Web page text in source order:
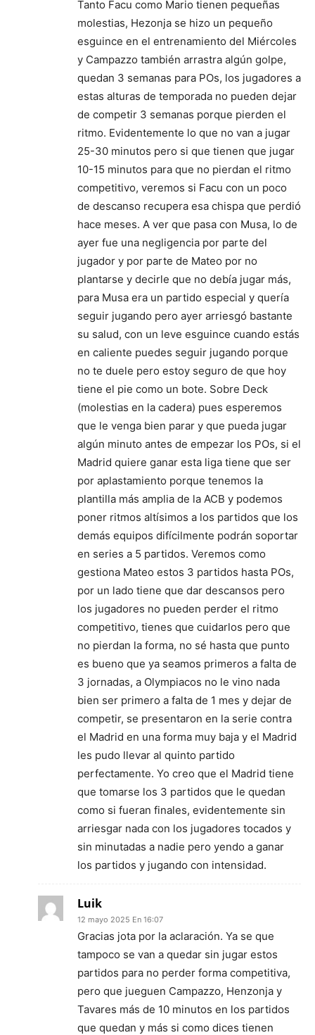
Tanto Facu como Mario tienen pequeñas
molestias, Hezonja se hizo un pequeño
esguince en el entrenamiento del Miércoles
y Campazzo también arrastra algún golpe,
quedan 3 semanas para POs, los jugadores a
estas alturas de temporada no pueden dejar
de competir 3 semanas porque pierden el
ritmo. Evidentemente lo que no van a jugar
25-30 minutos pero si que tienen que jugar
10-15 minutos para que no pierdan el ritmo
competitivo, veremos si Facu con un poco
de descanso recupera esa chispa que perdió
hace meses. A ver que pasa con Musa, lo de
ayer fue una negligencia por parte del
jugador y por parte de Mateo por no
plantarse y decirle que no debía jugar más,
para Musa era un partido especial y quería
seguir jugando pero ayer arriesgó bastante
su salud, con un leve esguince cuando estás
en caliente puedes seguir jugando porque
no te duele pero estoy seguro de que hoy
tiene el pie como un bote. Sobre Deck
(molestias en la cadera) pues esperemos
que le venga bien parar y que pueda jugar
algún minuto antes de empezar los POs, si el
Madrid quiere ganar esta liga tiene que ser
por aplastamiento porque tenemos la
plantilla más amplia de la ACB y podemos
poner ritmos altísimos a los partidos que los
demás equipos difícilmente podrán soportar
en series a 5 partidos. Veremos como
gestiona Mateo estos 3 partidos hasta POs,
por un lado tiene que dar descansos pero
los jugadores no pueden perder el ritmo
competitivo, tienes que cuidarlos pero que
no pierdan la forma, no sé hasta que punto
es bueno que ya seamos primeros a falta de
3 jornadas, a Olympiacos no le vino nada
bien ser primero a falta de 1 mes y dejar de
competir, se presentaron en la serie contra
el Madrid en una forma muy baja y el Madrid
les pudo llevar al quinto partido
perfectamente. Yo creo que el Madrid tiene
que tomarse los 3 partidos que le quedan
como si fueran finales, evidentemente sin
arriesgar nada con los jugadores tocados y
sin minutadas a nadie pero yendo a ganar
los partidos y jugando con intensidad.
Luik
12 mayo 2025 En 16:07
Gracias jota por la aclaración. Ya se que
tampoco se van a quedar sin jugar estos
partidos para no perder forma competitiva,
pero que jueguen Campazzo, Henzonja y
Tavares más de 10 minutos en los partidos
que quedan y más si como dices tienen